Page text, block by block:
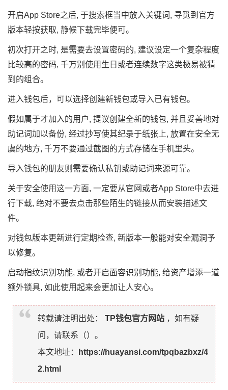
开启App Store之后, 于搜索框当中放入关键词, 寻觅到官方
版本轻按获取, 静候下载完毕便可。
初次打开之时, 是需要去设置密码的, 建议设定一个复杂程度
比较高的密码, 千万别使用生日或者连续数字这类极易被猜
到的组合。
进入钱包后，可以选择创建新钱包或导入已有钱包。
假如属于才加入的用户, 提议创建全新的钱包, 并且妥善地对
助记词加以备份, 经过抄写使其纪录于纸张上, 放置在安全无
虞的地方, 千万不要通过截图的方式存储在手机里头。
导入钱包的朋友则需要确认私钥或助记词来源可靠。
关于安全使用这一方面, 一定要从官网或者App Store中去进
行下载, 绝对不要去点击那些陌生的链接从而安装描述文
件。
对钱包版本更新进行定期检查, 新版本一般能对安全漏洞予
以修复。
启动指纹识别功能, 或者开启面容识别功能, 给资产增添一道
额外锁具, 如此使用起来会更加让人安心。
转载请注明出处： TP钱包官方网站 ，如有疑
问，请联系（）。
本文地址：
https://huayansi.com/tpqbazbxz/4
2.html